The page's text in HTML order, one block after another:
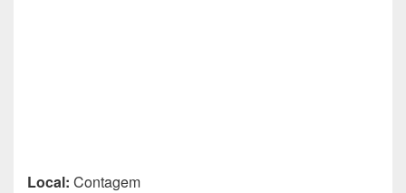
Local: Contagem